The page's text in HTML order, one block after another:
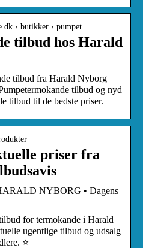
› butikker › pumpet…
tilbud hos Harald
tilbud fra Harald Nyborg
tilbud og nyd
tilbud til de bedste priser.
priser fra
NYBORG • Dagens
for termokande i Harald
ugentlige tilbud og udsalg
⭐